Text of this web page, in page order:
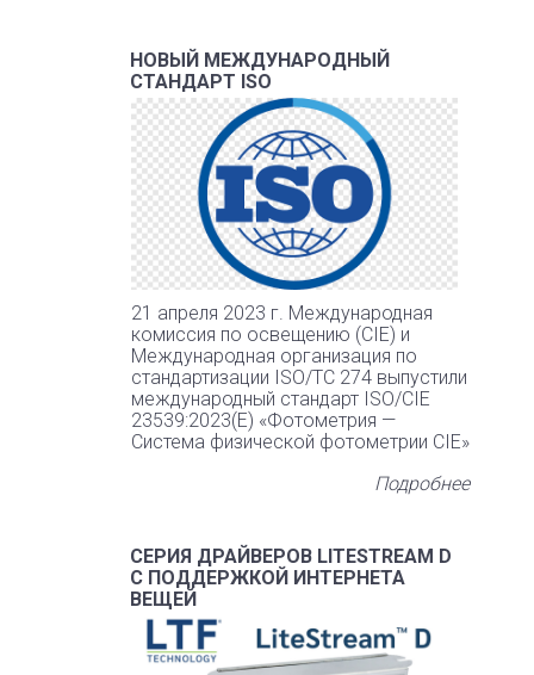
НОВЫЙ МЕЖДУНАРОДНЫЙ
СТАНДАРТ ISO
21 апреля 2023 г. Международная
комиссия по освещению (CIE) и
Международная организация по
стандартизации ISO/TC 274 выпустили
международный стандарт ISO/CIE
23539:2023(E) «Фотометрия —
Система физической фотометрии CIE»
Подробнее
СЕРИЯ ДРАЙВЕРОВ LITESTREAM D
С ПОДДЕРЖКОЙ ИНТЕРНЕТА
ВЕЩЕЙ